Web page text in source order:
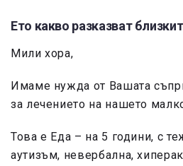
Ето какво разказват
Мили хора,
Имаме нужда от Вашата
за лечението на нашето
Това е Еда – на 5 години, с
аутизъм, невербална,